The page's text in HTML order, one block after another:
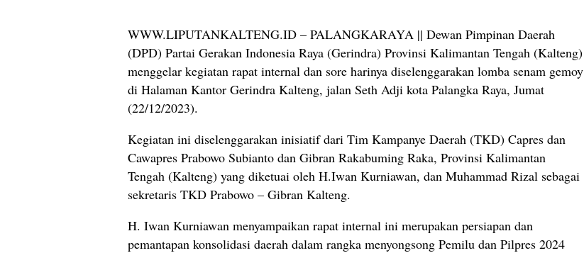
WWW.LIPUTANKALTENG.ID – PALANGKARAYA || Dewan Pimpinan Daerah
(DPD) Partai Gerakan Indonesia Raya (Gerindra) Provinsi Kalimantan Tengah (Kalteng)
menggelar kegiatan rapat internal dan sore harinya diselenggarakan lomba senam gemoy
di Halaman Kantor Gerindra Kalteng, jalan Seth Adji kota Palangka Raya, Jumat
(22/12/2023).
Kegiatan ini diselenggarakan inisiatif dari Tim Kampanye Daerah (TKD) Capres dan
Cawapres Prabowo Subianto dan Gibran Rakabuming Raka, Provinsi Kalimantan
Tengah (Kalteng) yang diketuai oleh H.Iwan Kurniawan, dan Muhammad Rizal sebagai
sekretaris TKD Prabowo – Gibran Kalteng.
H. Iwan Kurniawan menyampaikan rapat internal ini merupakan persiapan dan
pemantapan konsolidasi daerah dalam rangka menyongsong Pemilu dan Pilpres 2024